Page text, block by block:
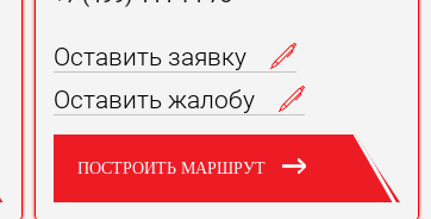
Оставить заявку
Оставить жалобу
ПОСТРОИТЬ МАРШРУТ